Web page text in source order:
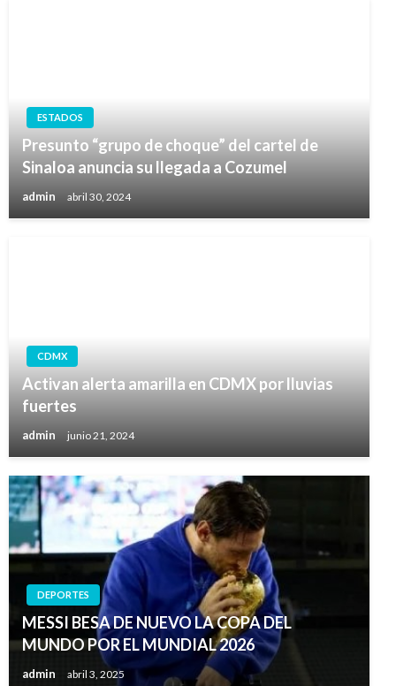
ESTADOS
Presunto “grupo de choque” del cartel de
Sinaloa anuncia su llegada a Cozumel
admin abril 30, 2024
CDMX
Activan alerta amarilla en CDMX por lluvias
fuertes
admin junio 21, 2024
DEPORTES
MESSI BESA DE NUEVO LA COPA DEL
MUNDO POR EL MUNDIAL 2026
admin abril 3, 2025